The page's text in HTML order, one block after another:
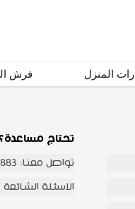
المنزل فرش
تحتاج
تواصل معنا: 1838883
الاسئلة الشائعة